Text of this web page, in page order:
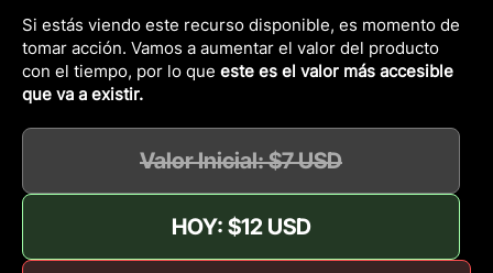
Si estás viendo este recurso disponible, es momento de
tomar acción. Vamos a aumentar el valor del producto
con el tiempo, por lo que este es el valor más accesible
que va a existir.
Valor Inicial: $7 USD
HOY: $12 USD